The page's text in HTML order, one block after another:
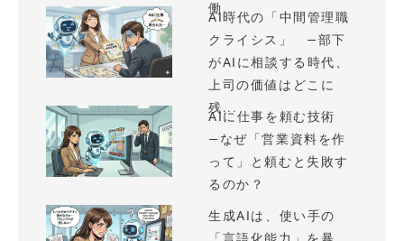
働...
AI時代の「中間管理職
クライシス」 —部下
がAIに相談する時代、
上司の価値はどこに
残...
AIに仕事を頼む技術
—なぜ「営業資料を作
って」と頼むと失敗す
るのか？
生成AIは、使い手の